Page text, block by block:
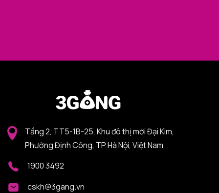
Tầng 2, TT5-1B-25, Khu đô thị mới Đại Kim,
Phường Định Công, TP Hà Nội, Việt Nam
1900 3492
cskh@3gang.vn